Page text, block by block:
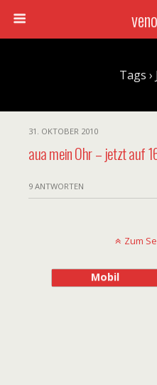
Tags
31. OKTOBER 2010
aua mein Ohr – jetzt auf
9 ANTWORTEN
Zum
Mobil